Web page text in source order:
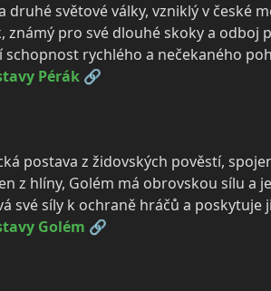
druhé světové války, vzniklý v české
známý pro své dlouhé skoky a
schopnost rychlého a nečekaného
Pérák 🔗
postava z židovských pověstí,
z hlíny, Golém má obrovskou sílu a
své síly k ochraně hráčů a
Golém 🔗